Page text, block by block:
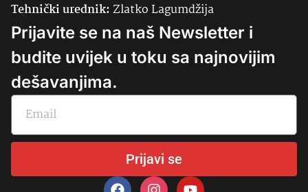
Tehnički urednik:Zlatko Lagumdžija
Prijavite se na naš Newsletter i
budite uvijek u toku sa najnovijim
dešavanjima.
Prijavi se